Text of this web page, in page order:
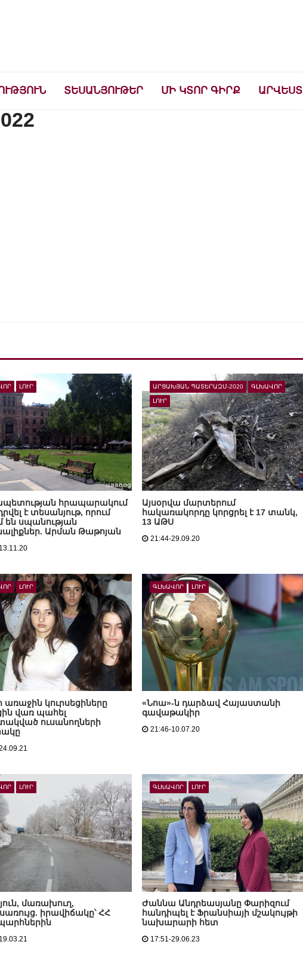
ՏԵՍԱՆՅՈՒԹԵՐ ՄԻ ԿՏՈՐ ԳԻՐՔ ԱՐՎԵՍՏ
ԼՈՒՐ
հրապարակում
է տեսանյութ, որում
են սպանության
Արման Թաթոյան
ԱՐՑԱԽՅԱՆ ՊԱՏԵՐԱԶՄ-2020 ԳԼԽԱՎՈՐ
ԼՈՒՐ
Այսօրվա մարտերում
հակառակորդը կորցրել է 17 տանկ,
13 ԱԹՍ
21:44-29.09.20
ԼՈՒՐ
առաջին կուրսեցիները
վառ պահել
ուսանողների
ԳԼԽԱՎՈՐ ԼՈՒՐ
«Նոա»-ն դարձավ Հայաստանի
գավաթակիր
21:46-10.07.20
ԼՈՒՐ
մառախուղ,
իրավիճակը՝ ՀՀ
ԳԼԽԱՎՈՐ ԼՈՒՐ
Ժաննա Անդրեասյանը Փարիզում
հանդիպել է Ֆրանսիայի մշակույթի
նախարարի հետ
17:51-29.06.23